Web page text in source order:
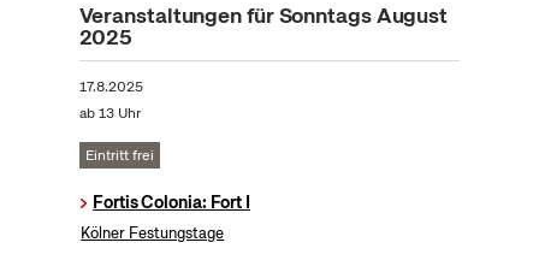
Veranstaltungen für Sonntags August
2025
17.8.2025
ab 13 Uhr
Eintritt frei
Fortis Colonia: Fort I
Kölner Festungstage